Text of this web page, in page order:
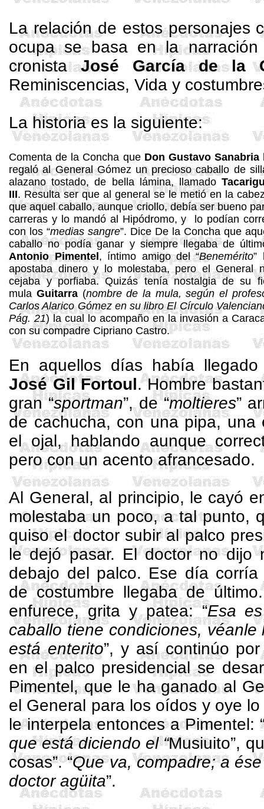
La relación de estos personajes
ocupa se basa en la
cronistaJosé García de la
Reminiscencias, Vida y
La historia es la siguiente:
Comenta de la Concha que Don Gustavo Sanabria
regaló al General Gómez un precioso caballo de
alazano tostado, de bella lámina, llamado
III. Resulta ser que al general se le metió en la
que aquel caballo, aunque criollo, debía ser bueno
carreras y lo mandó al Hipódromo, y lo podían
con los “medias sangre”. Dice De la Concha que
caballo no podía ganar y siempre llegaba de
Antonio Pimentel , íntimo amigo del “Benemérito”
apostaba dinero y lo molestaba, pero el General
cejaba y porfiaba. Quizás tenía nostalgia de su
mula Guitarra(nombre de la mula, según el
Carlos Alarico Gómez en su libro El Círculo
Pág. 21) la cual lo acompaño en la invasión a
con su compadre Cipriano Castro.
En aquellos días había
José GilFortoul. Hombre
gran “sportman”, de “moltieres”
de cachucha, con una pipa, una
el ojal, hablando aunque
pero con un acento afrancesado.
Al General, al principio, le cayó
molestaba un poco, a tal punto,
quiso el doctor subir al palco
le dejó pasar. El doctor no dijo
debajo del palco. Ese día
de costumbre llegaba de
enfurece, grita y patea: “Esa
caballo tiene condiciones,
está enterito”, y así continúo
en el palco presidencial se
Pimentel, que le ha ganado al
el General para los oídos y oye
le interpela entonces a Pimentel:
que está diciendo el “Musiuito”,
cosas”. “Que va, compadre; a
doctor agüita”.